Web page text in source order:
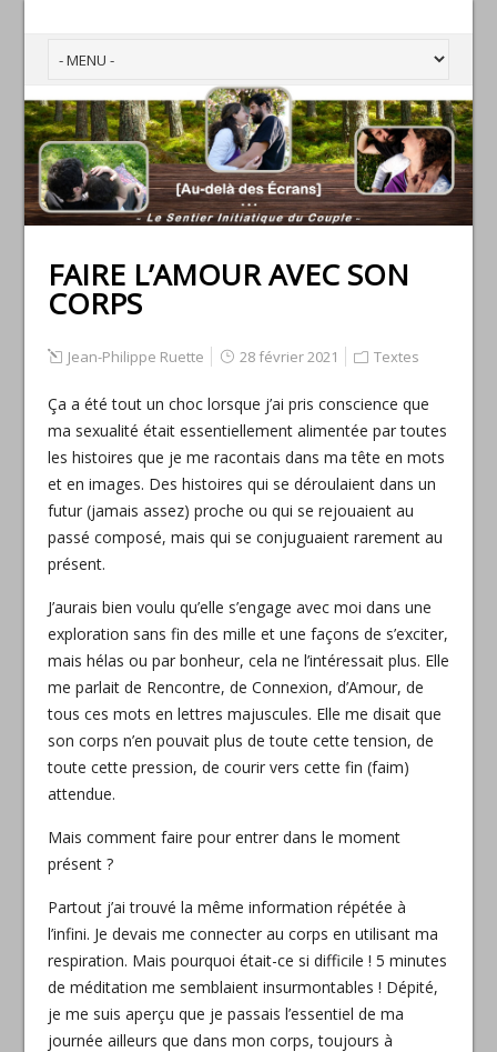
FAIRE L’AMOUR AVEC SON
CORPS
Jean-Philippe Ruette 28 février 2021 Textes
Ça a été tout un choc lorsque j’ai pris conscience que
ma sexualité était essentiellement alimentée par toutes
les histoires que je me racontais dans ma tête en mots
et en images. Des histoires qui se déroulaient dans un
futur (jamais assez) proche ou qui se rejouaient au
passé composé, mais qui se conjuguaient rarement au
présent.
J’aurais bien voulu qu’elle s’engage avec moi dans une
exploration sans fin des mille et une façons de s’exciter,
mais hélas ou par bonheur, cela ne l’intéressait plus. Elle
me parlait de Rencontre, de Connexion, d’Amour, de
tous ces mots en lettres majuscules. Elle me disait que
son corps n’en pouvait plus de toute cette tension, de
toute cette pression, de courir vers cette fin (faim)
attendue.
Mais comment faire pour entrer dans le moment
présent ?
Partout j’ai trouvé la même information répétée à
l’infini. Je devais me connecter au corps en utilisant ma
respiration. Mais pourquoi était-ce si difficile ! 5 minutes
de méditation me semblaient insurmontables ! Dépité,
je me suis aperçu que je passais l’essentiel de ma
journée ailleurs que dans mon corps, toujours à